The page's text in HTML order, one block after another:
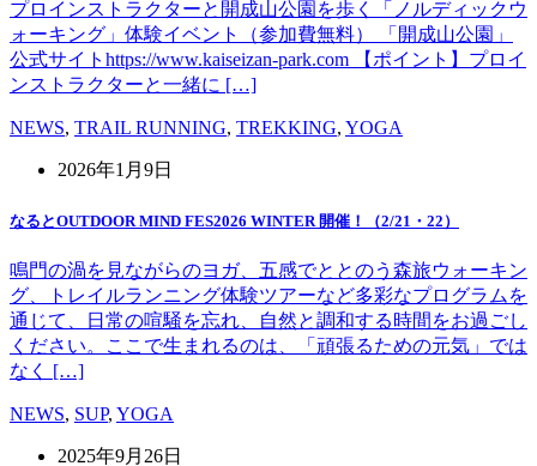
プロインストラクターと開成山公園を歩く「ノルディックウ
ォーキング」体験イベント（参加費無料） 「開成山公園」
公式サイトhttps://www.kaiseizan-park.com 【ポイント】プロイ
ンストラクターと一緒に […]
NEWS, TRAIL RUNNING, TREKKING, YOGA
2026年1月9日
なるとOUTDOOR MIND FES2026 WINTER 開催！（2/21・22）
鳴門の渦を見ながらのヨガ、五感でととのう森旅ウォーキン
グ、トレイルランニング体験ツアーなど多彩なプログラムを
通じて、日常の喧騒を忘れ、自然と調和する時間をお過ごし
ください。ここで生まれるのは、「頑張るための元気」では
なく […]
NEWS, SUP, YOGA
2025年9月26日